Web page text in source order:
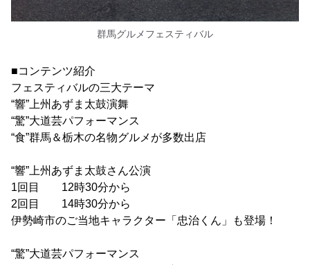
群馬グルメフェスティバル
■コンテンツ紹介
フェスティバルの三大テーマ
“響”上州あずま太鼓演舞
“驚”大道芸パフォーマンス
“食”群馬＆栃木の名物グルメが多数出店
“響”上州あずま太鼓さん公演
1回目 12時30分から
2回目 14時30分から
伊勢崎市のご当地キャラクター「忠治くん」も登場！
“驚”大道芸パフォーマンス